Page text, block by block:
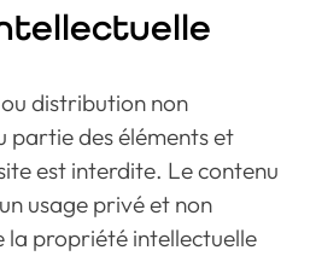
distribution non
partie des éléments et
est interdite. Le contenu
usage privé et non
la propriété intellectuelle